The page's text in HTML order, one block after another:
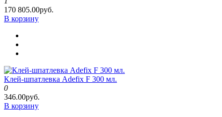
170 805.00руб.
В корзину
Клей-шпатлевка Adefix F 300 мл.
0
346.00руб.
В корзину